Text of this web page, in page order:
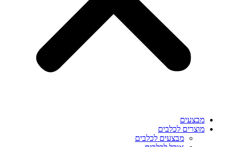
מבצעים
מוצרים לכלבים
מבצעים לכלבים